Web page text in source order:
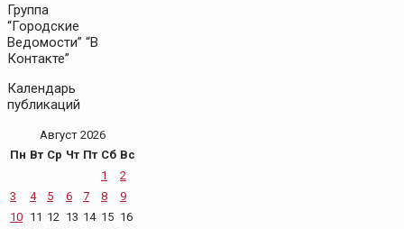
Группа
“Городские
Ведомости” “В
Контакте”
Календарь
публикаций
Август 2026
Пн Вт Ср Чт Пт Сб Вс
1
2
3
4 5 6 7 8
9
10 11 12 13 14 15 16